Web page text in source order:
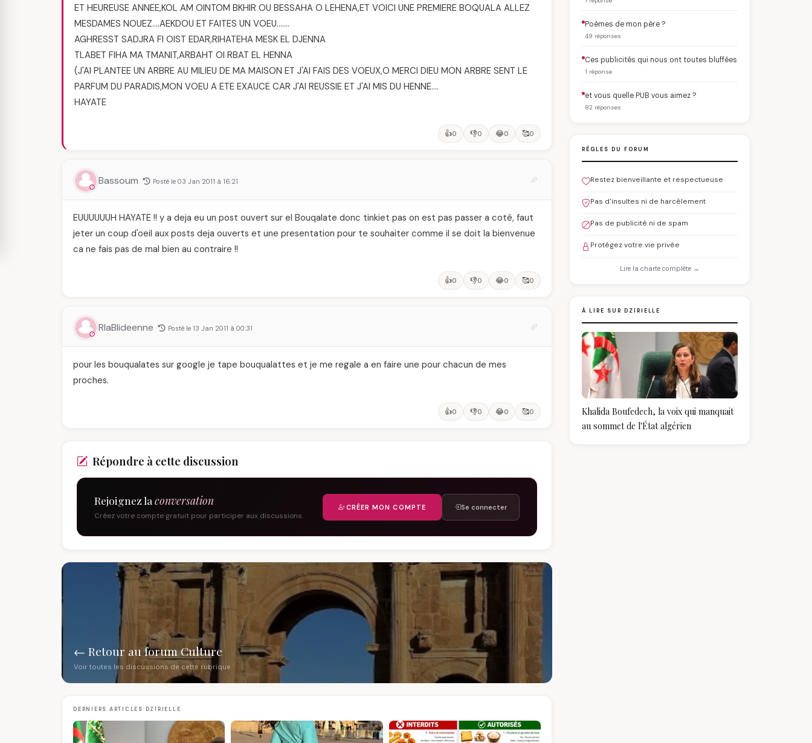
ET HEUREUSE ANNEE,KOL AM OINTOM BKHIR OU BESSAHA O LEHENA,ET VOICI UNE PREMIERE BOQUALA ALLEZ
MESDAMES NOUEZ….AEKDOU ET FAITES UN VOEU…….
AGHRESST SADJRA FI OIST EDAR,RIHATEHA MESK EL DJENNA
TLABET FIHA MA TMANIT,ARBAHT OI RBAT EL HENNA
(J'AI PLANTEE UN ARBRE AU MILIEU DE MA MAISON ET J'AI FAIS DES VOEUX,O MERCI DIEU MON ARBRE SENT LE
PARFUM DU PARADIS,MON VOEU A ETE EXAUCE CAR J'AI REUSSIE ET J'AI MIS DU HENNE….
HAYATE
👍0 👎0 😂0 🥰0
Bassoum Posté le 03 Jan 2011 à 16:21
EUUUUUUH HAYATE !! y a deja eu un post ouvert sur el Bouqalate donc tinkiet pas on est pas passer a coté, faut
jeter un coup d'oeil aux posts deja ouverts et une presentation pour te souhaiter comme il se doit la bienvenue
ca ne fais pas de mal bien au contraire !!
👍0 👎0 😂0 🥰0
RlaBlideenne Posté le 13 Jan 2011 à 00:31
pour les bouqualates sur google je tape bouqualattes et je me regale a en faire une pour chacun de mes
proches.
👍0 👎0 😂0 🥰0
Répondre à cette discussion
Rejoignez la conversation
Créez votre compte gratuit pour participer aux discussions.
CRÉER MON COMPTE Se connecter
← Retour au forum Culture
Voir toutes les discussions de cette rubrique
DERNIERS ARTICLES DZIRIELLE
Poèmes de mon père ?
49 réponses
Ces publicités qui nous ont toutes bluffées
1 réponse
et vous quelle PUB vous aimez ?
82 réponses
RÈGLES DU FORUM
Restez bienveillante et respectueuse
Pas d'insultes ni de harcèlement
Pas de publicité ni de spam
Protégez votre vie privée
Lire la charte complète →
À LIRE SUR DZIRIELLE
Khalida Boufedech, la voix qui manquait
au sommet de l'État algérien